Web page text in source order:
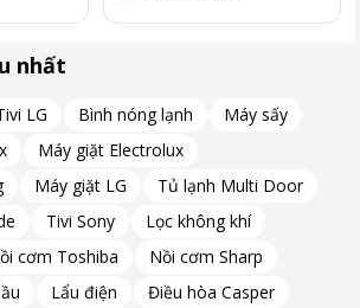
cho những gia đình có trẻ nhỏ hoặc
tỏa hơi mát đồng đều
4 chiều (lên, xuống, trái, phải),máy làm
này đảm bảo luồng gió mát được phân
giúp người dùng cảm nhận sự dễ chịu
nhất
LG Bình nóng lạnh
Máy sấy
Máy giặt Electrolux
Máy giặt LG
Tủ lạnh Multi Door
Tivi Sony
Lọc không khí
cơm Toshiba
Nồi cơm Sharp
Lẩu điện
Điều hòa Casper